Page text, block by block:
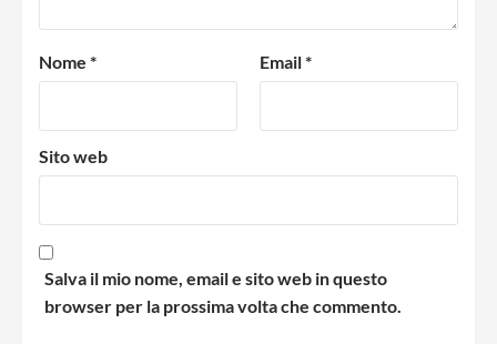
Nome * Email*
Sito web
Salva il mio nome, email e sito web in questo
browser per la prossima volta che commento.